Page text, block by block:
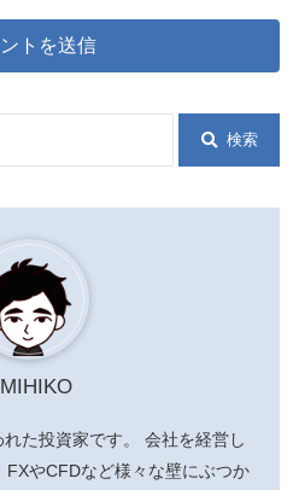
検索
れた投資家です。 会社を経営し
FXやCFDなど様々な壁にぶつか